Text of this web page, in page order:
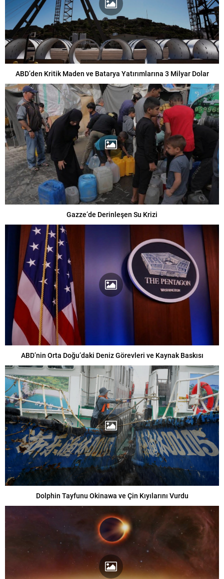
ABD’den Kritik Maden ve Batarya Yatırımlarına 3 Milyar Dolar
Gazze’de Derinleşen Su Krizi
ABD’nin Orta Doğu’daki Deniz Görevleri ve Kaynak Baskısı
Dolphin Tayfunu Okinawa ve Çin Kıyılarını Vurdu